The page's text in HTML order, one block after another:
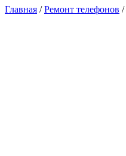
Главная /Ремонт телефонов /